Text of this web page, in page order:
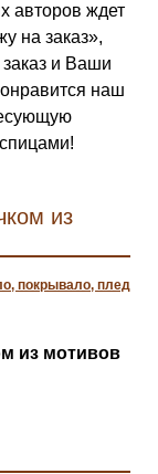
авторов ждет
на заказ»,
и Ваши
наш
из
покрывало, плед
из мотивов